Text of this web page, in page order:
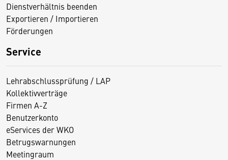
Dienstverhältnis beenden
Exportieren / Importieren
Förderungen
Service
Lehrabschlussprüfung / LAP
Kollektivverträge
Firmen A-Z
Benutzerkonto
eServices der WKO
Betrugswarnungen
Meetingraum